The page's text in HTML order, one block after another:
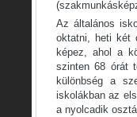
Az általános
oktatni, heti két
képez, ahol a
szinten 68 órát
különbség a
iskolákban az
a nyolcadik